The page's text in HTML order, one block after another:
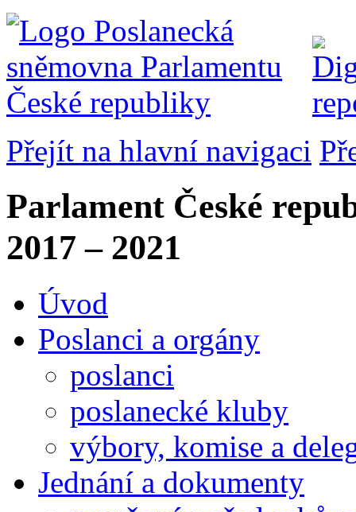
Přejít na hlavní navigaci
Parlament České
2017 – 2021
Úvod
Poslanci a orgány
poslanci
poslanecké kluby
výbory, komise a
Jednání a dokumenty